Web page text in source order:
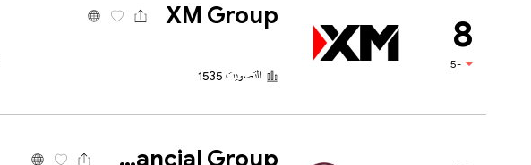
8
-5
XM Group
التصويت 1535
EBC Financial Group